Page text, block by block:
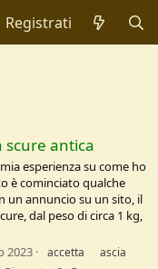
Registrati
scure antica
esperienza su come ho
è cominciato qualche
un annuncio su un sito, il
dal peso di circa 1 kg,
2023 accetta
ascia